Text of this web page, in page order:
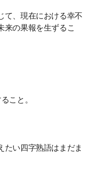
て、現在における幸不
来の果報を生ずるこ
こと。
い四字熟語はまだま